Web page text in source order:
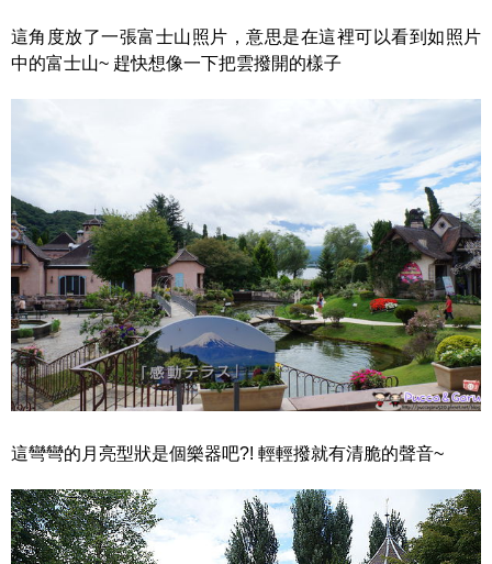
這角度放了一張富士山照片，意思是在這裡可以看到如照片
中的富士山~ 趕快想像一下把雲撥開的樣子
這彎彎的月亮型狀是個樂器吧?! 輕輕撥就有清脆的聲音~